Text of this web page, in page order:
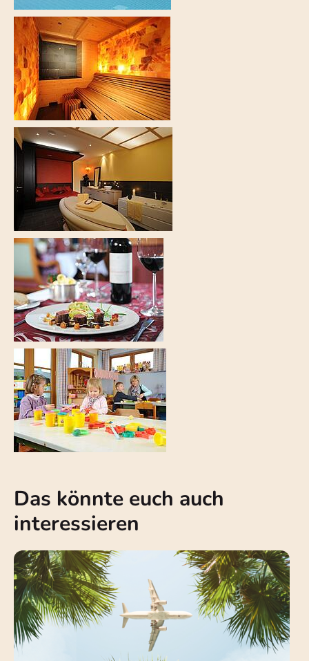
Das könnte euch auch
interessieren